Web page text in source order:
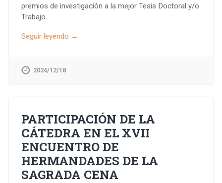
premios de investigación a la mejor Tesis Doctoral y/o
Trabajo…
Seguir leyendo →
2024/12/18
PARTICIPACIÓN DE LA
CÁTEDRA EN EL XVII
ENCUENTRO DE
HERMANDADES DE LA
SAGRADA CENA